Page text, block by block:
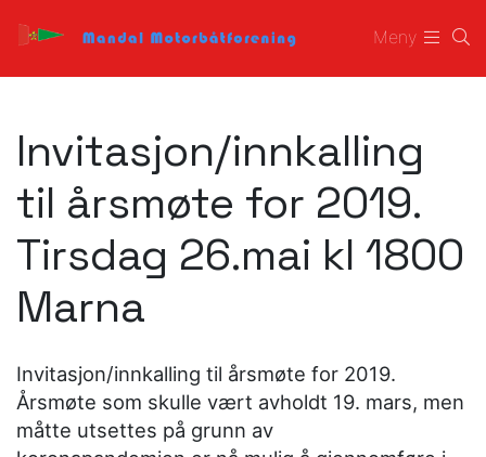
Meny
Invitasjon/innkalling
til årsmøte for 2019.
Tirsdag 26.mai kl 1800
Marna
Invitasjon/innkalling til årsmøte for 2019.
Årsmøte som skulle vært avholdt 19. mars, men
måtte utsettes på grunn av